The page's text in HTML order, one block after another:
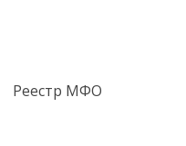
Реестр МФО